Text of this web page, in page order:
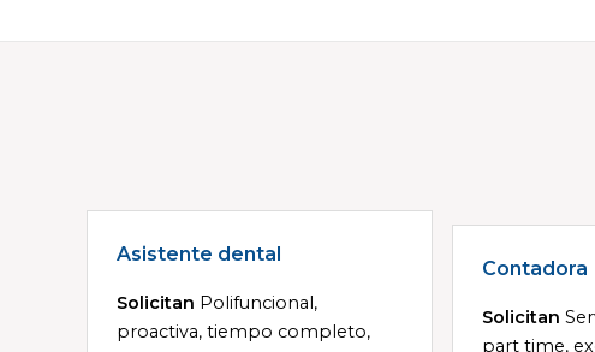
Asistente dental
Solicitan Polifuncional,
proactiva, tiempo completo,
Contadora
Solicitan
part time,